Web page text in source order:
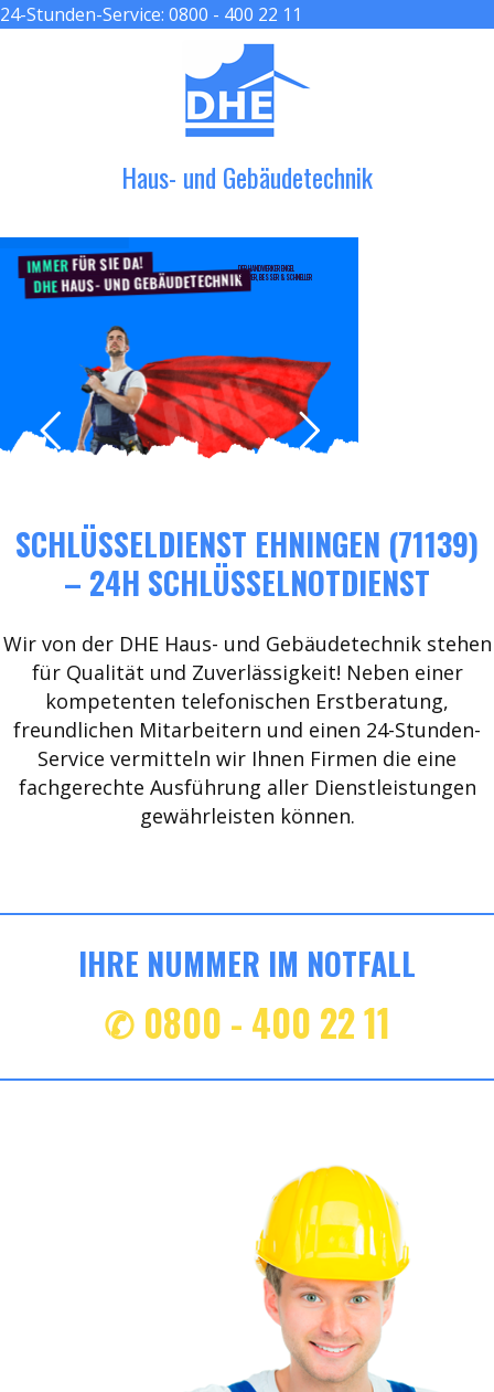
24-Stunden-Service: 0800 - 400 22 11
Haus- und Gebäudetechnik
IMMERFÜR SIE DA!
DHEHAUS- UND GEBÄUDETECHNIK
DER HANDWERKER ENGEL
GRÖßER, BESSER & SCHNELLER
SCHLÜSSELDIENST EHNINGEN (71139)
– 24H SCHLÜSSELNOTDIENST
Wir von der DHE Haus- und Gebäudetechnik stehen
für Qualität und Zuverlässigkeit! Neben einer
kompetenten telefonischen Erstberatung,
freundlichen Mitarbeitern und einen 24-Stunden-
Service vermitteln wir Ihnen Firmen die eine
fachgerechte Ausführung aller Dienstleistungen
gewährleisten können.
IHRE NUMMER IM NOTFALL
✆ 0800 - 400 22 11